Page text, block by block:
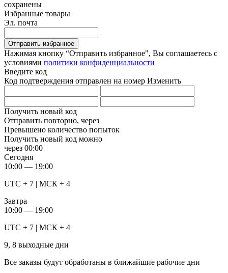
сохранены
Избранные товары
Эл. почта
Отправить избранное
Нажимая кнопку “Отправить избранное", Вы соглашаетесь c
условиями политики конфиденциальности
Введите код
Код подтверждения отправлен на номер Изменить
Получить новый код
Отправить повторно, через
Превышено количество попыток
Получить новый код можно
через 00:00
Сегодня
10:00 — 19:00
UTC + 7 | МСК + 4
Завтра
10:00 — 19:00
UTC + 7 | МСК + 4
9, 8 выходные дни
Все заказы будут обработаны в ближайшие рабочие дни